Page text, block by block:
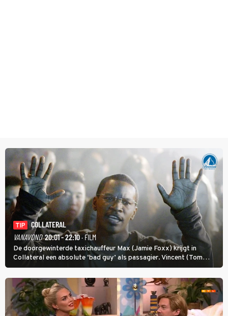
TIP
COLLATERAL
VANAVOND 20:01 - 22:10· FILM
De doorgewinterde taxichauffeur Max (Jamie Foxx) krijgt in
Collateral een absolute ‘bad guy’ als passagier. Vincent (Tom
Cruise) heeft hem nodig om hem de stad door te loodsen om een
wel heel lugubere reden.